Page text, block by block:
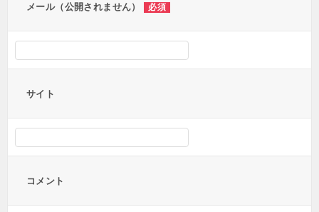
メール（公開されません） 必須
サイト
コメント